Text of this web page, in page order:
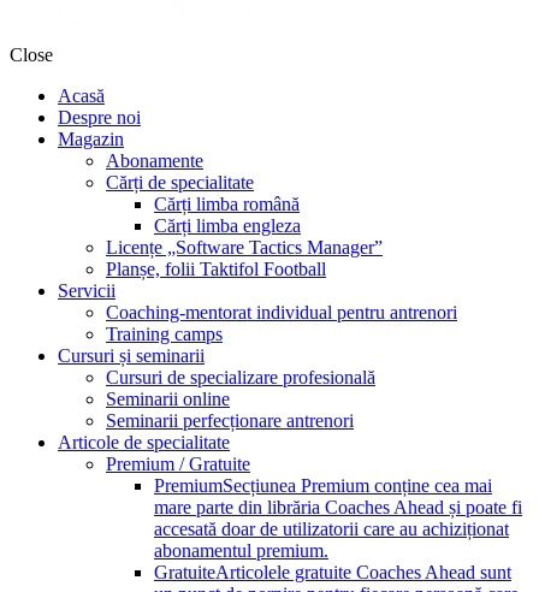
Close
Acasă
Despre noi
Magazin
Abonamente
Cărți de specialitate
Cărți limba română
Cărți limba engleza
Licențe „Software Tactics Manager”
Planșe, folii Taktifol Football
Servicii
Coaching-mentorat individual pentru antrenori
Training camps
Cursuri și seminarii
Cursuri de specializare profesională
Seminarii online
Seminarii perfecționare antrenori
Articole de specialitate
Premium / Gratuite
PremiumSecțiunea Premium conține cea mai
mare parte din librăria Coaches Ahead și poate fi
accesată doar de utilizatorii care au achiziționat
abonamentul premium.
GratuiteArticolele gratuite Coaches Ahead sunt